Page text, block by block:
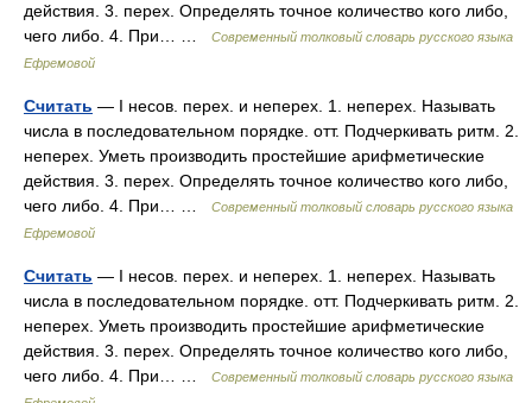
действия. 3. перех. Определять точное количество кого либо,
чего либо. 4. При… …
Современный толковый словарь русского языка
Ефремовой
Считать — I несов. перех. и неперех. 1. неперех. Называть
числа в последовательном порядке. отт. Подчеркивать ритм. 2.
неперех. Уметь производить простейшие арифметические
действия. 3. перех. Определять точное количество кого либо,
чего либо. 4. При… …
Современный толковый словарь русского языка
Ефремовой
Считать — I несов. перех. и неперех. 1. неперех. Называть
числа в последовательном порядке. отт. Подчеркивать ритм. 2.
неперех. Уметь производить простейшие арифметические
действия. 3. перех. Определять точное количество кого либо,
чего либо. 4. При… …
Современный толковый словарь русского языка